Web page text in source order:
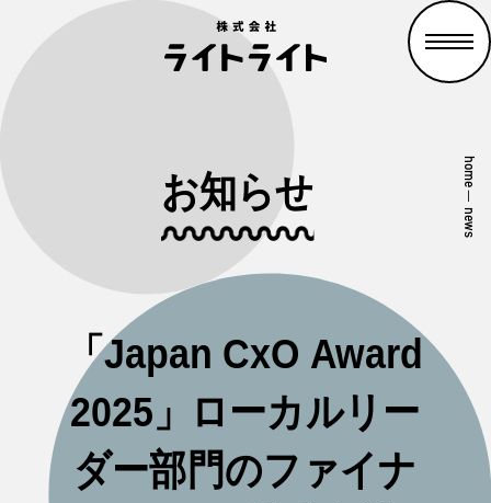
お知らせ
「Japan CxO Award
2025」ローカルリー
ダー部門のファイナ
home
—
news